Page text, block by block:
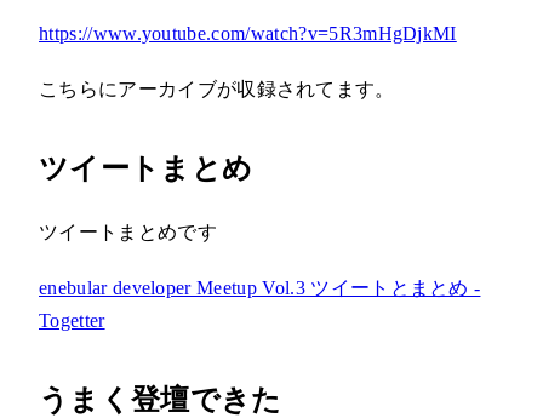
https://www.youtube.com/watch?v=5R3mHgDjkMI
こちらにアーカイブが収録されてます。
ツイートまとめ
ツイートまとめです
enebular developer Meetup Vol.3 ツイートとまとめ -
Togetter
うまく登壇できた